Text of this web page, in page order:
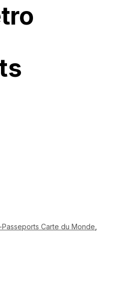
Carte du Monde